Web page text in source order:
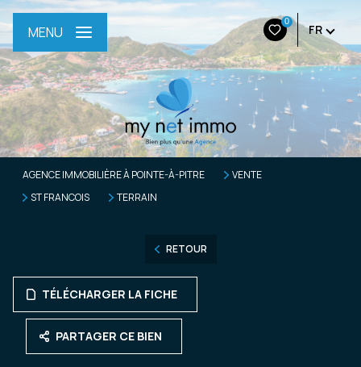
0
FR
MENU
AGENCE IMMOBILIÈRE À POINTE-À-PITRE
VENTE
ST FRANCOIS
TERRAIN
RETOUR
TÉLÉCHARGER LA FICHE
PARTAGER CE BIEN